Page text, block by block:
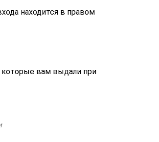
находится в правом
которые вам выдали при